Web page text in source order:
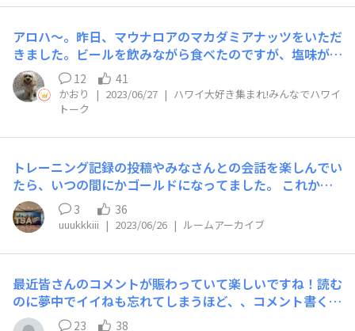
数。友と必死になってウミガメ探しましたが本日はみれま
せんでした。 いい感じに運動して、早速浜辺でおにぎり
の朝ごはん。最高な一日のスタートがきれました！ 明日
また真栄田リベンジです。
アロハ〜。昨日、マウナロアのマカダミアナッツをいただ
きました。ビールを飲みながら食べたのですが、塩味がき
いていて、美味しかったです。そろそろお土産が尽きてき
たので、またハワイに行きたくなりましたよ。みなさん
は、マウナロアのマカダミアナッツ、召し上がったことは
12 41
かおり | 2023/06/27 | ハワイ大好き集まれ!みんなでハワイ
トーク
トレーニング記録の投稿やみなさんとの会話を楽しんでい
たら、いつの間にかゴールドになってました。 これから
もたくさん投稿できるように、トレーニング頑張っていき
ます！
3 36
uuukkkiii | 2023/06/26 | ルームアーカイブ
最近皆さんのコメントが賑わっていて楽しいですね！読む
のに夢中でイイねも忘れてしまうほど、、コメント書くの
も忘れるほどです。 先日お休み取得しニセコに行ってき
23 38